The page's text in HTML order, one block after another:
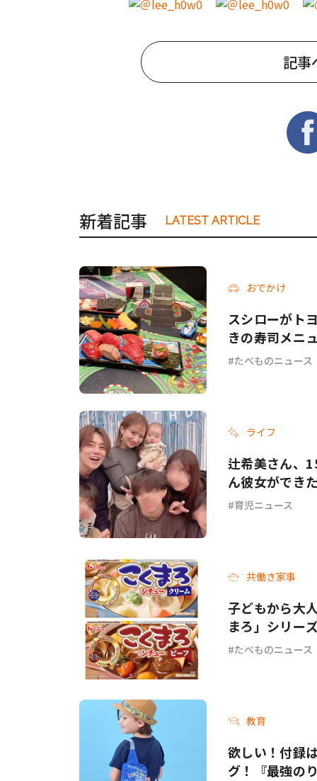
記事
新着記事 LATEST ARTICLE
おでかけ
スシローがト
きの寿司メニ
たべものニュース
ライフ
辻希美さん、
ん彼女ができ
育児ニュース
共働き家事
子どもから大
まろ」シリー
ーフ＞が新発
たべものニュース
教育
欲しい！付録
グ！『最強の